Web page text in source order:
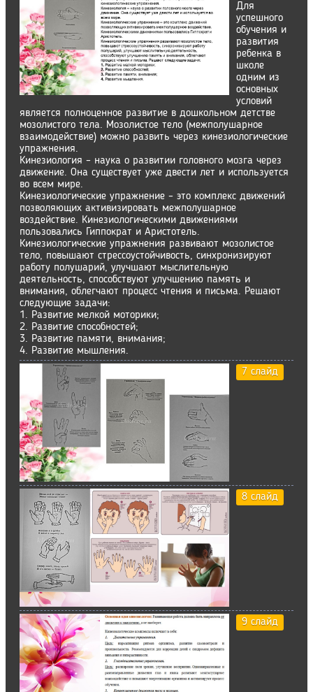
Для
успешного
обучения и
развития
ребенка в
школе
одним из
основных
условий
является полноценное развитие в дошкольном детстве
мозолистого тела. Мозолистое тело (межполушарное
взаимодействие) можно развить через кинезиологические
упражнения.
Кинезиология – наука о развитии головного мозга через
движение. Она существует уже двести лет и используется
во всем мире.
Кинезиологические упражнение – это комплекс движений
позволяющих активизировать межполушарное
воздействие. Кинезиологическими движениями
пользовались Гиппократ и Аристотель.
Кинезиологические упражнения развивают мозолистое
тело, повышают стрессоустойчивость, синхронизируют
работу полушарий, улучшают мыслительную
деятельность, способствуют улучшению память и
внимания, облегчают процесс чтения и письма. Решают
следующие задачи:
1. Развитие мелкой моторики;
2. Развитие способностей;
3. Развитие памяти, внимания;
4. Развитие мышления.
7 слайд
8 слайд
9 слайд